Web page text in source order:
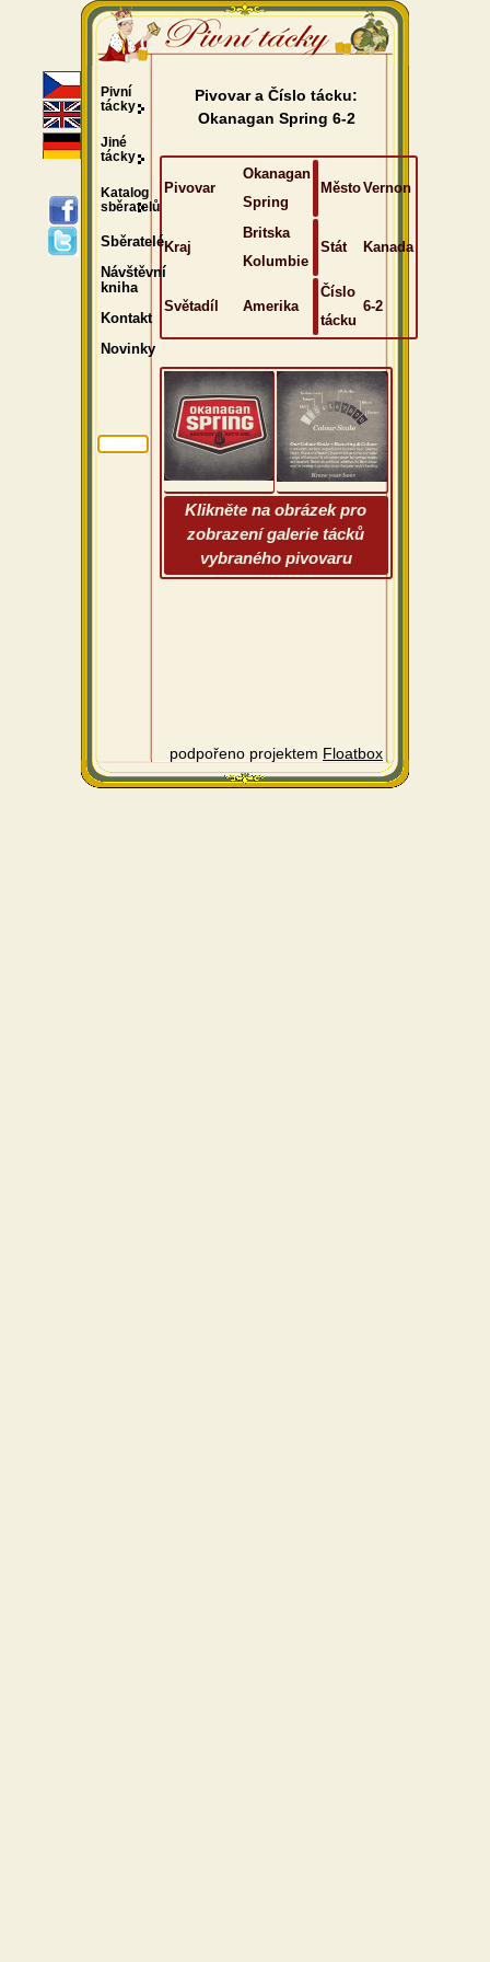
Pivovar a Číslo tácku:
Okanagan Spring 6-2
Pivovar
Okanagan
Spring
MěstoVernon
Kraj
Britska
Kolumbie
Stát Kanada
Světadíl Amerika
Číslo
tácku
6-2
Klikněte na obrázek pro
zobrazení galerie tácků
vybraného pivovaru
podpořeno projektem Floatbox
Pivní
tácky
Jiné
tácky
Katalog
sběratelů
Sběratelé
Návštěvní
kniha
Kontakt
Novinky